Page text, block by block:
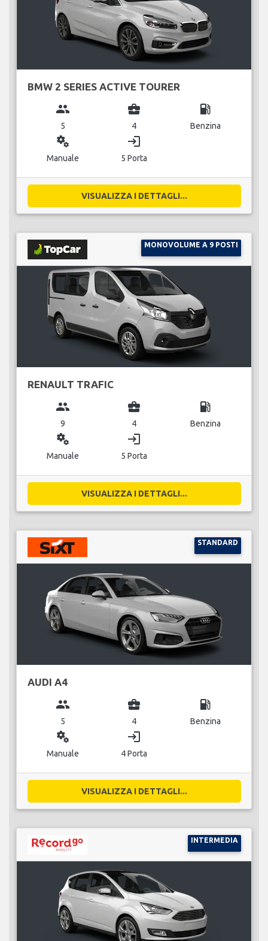
BMW 2 SERIES ACTIVE TOURER
group
5
business_center
4
local_gas_station
Benzina
miscellaneous_services
Manuale
login
5 Porta
VISUALIZZA I DETTAGLI...
MONOVOLUME A 9 POSTI
RENAULT TRAFIC
group
9
business_center
4
local_gas_station
Benzina
miscellaneous_services
Manuale
login
5 Porta
VISUALIZZA I DETTAGLI...
STANDARD
AUDI A4
group
5
business_center
4
local_gas_station
Benzina
miscellaneous_services
Manuale
login
4 Porta
VISUALIZZA I DETTAGLI...
INTERMEDIA